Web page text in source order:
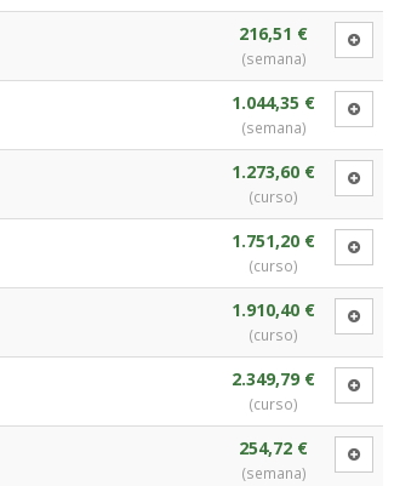
216,51 €
(semana)
1.044,35 €
(semana)
1.273,60 €
(curso)
1.751,20 €
(curso)
1.910,40 €
(curso)
2.349,79 €
(curso)
254,72 €
(semana)